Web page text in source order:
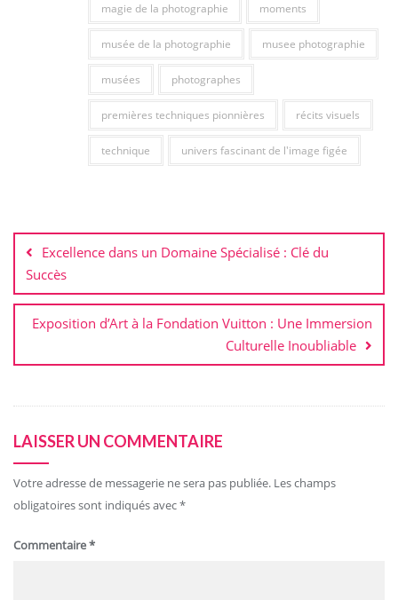
magie de la photographie moments
musée de la photographie musee photographie
musées photographes
premières techniques pionnières récits visuels
technique univers fascinant de l'image figée
de
l’article
Excellence dans un Domaine Spécialisé : Clé du
Succès
Exposition d’Art à la Fondation Vuitton : Une Immersion
Culturelle Inoubliable
LAISSER UN COMMENTAIRE
Votre adresse de messagerie ne sera pas publiée. Les champs
obligatoires sont indiqués avec*
Commentaire*